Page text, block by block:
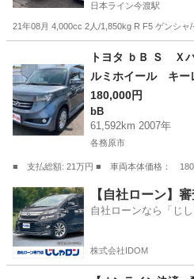
日本ライン今渡駅
21年08月 4,000cc 2人/1,850kg R F5 ゲンシ
美濃加茂市 日本ライン今渡駅
トヨタ ｂＢ Ｓ
ルミホイール キー
ラー ＡＴ 衝突安
ＢＳ ＣＤ ＤＶＤ
アリング 現状渡し
180,000円
bB
61,592km 2007年
各務原市
■ 支払総額: 21万円 ■ 車両本体価格：
岐阜 各務原市 bB
【自社ローン】
自社ローンなら「じ
株式会社IDOM